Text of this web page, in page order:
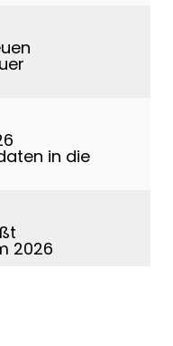
in die
2026